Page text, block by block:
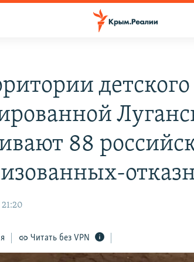
детского
88
Читать без VPN